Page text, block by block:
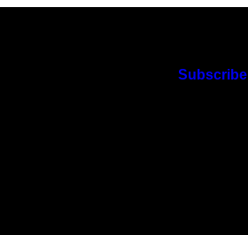
Subscribe